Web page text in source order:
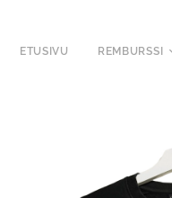
ETUSIVU REMBURSSI